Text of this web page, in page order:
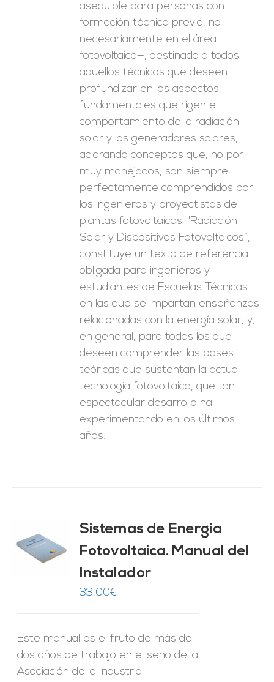
asequible para personas con
formación técnica previa, no
necesariamente en el área
fotovoltaica—, destinado a todos
aquellos técnicos que deseen
profundizar en los aspectos
fundamentales que rigen el
comportamiento de la radiación
solar y los generadores solares,
aclarando conceptos que, no por
muy manejados, son siempre
perfectamente comprendidos por
los ingenieros y proyectistas de
plantas fotovoltaicas. "Radiación
Solar y Dispositivos Fotovoltaicos”,
constituye un texto de referencia
obligada para ingenieros y
estudiantes de Escuelas Técnicas
en las que se impartan enseñanzas
relacionadas con la energía solar, y,
en general, para todos los que
deseen comprender las bases
teóricas que sustentan la actual
tecnología fotovoltaica, que tan
espectacular desarrollo ha
experimentando en los últimos
años.
de 5
Sistemas de Energía
Fotovoltaica. Manual del
Instalador
33,00€
Este manual es el fruto de más de
dos años de trabajo en el seno de la
Asociación de la Industria